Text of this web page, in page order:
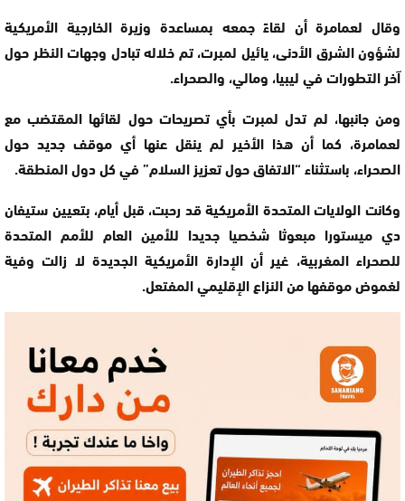
وقال لعمامرة أن لقاءً جمعه بمساعدة وزيرة الخارجية الأمريكية
لشؤون الشرق الأدنى، يائيل لمبرت، تم خلاله تبادل وجهات النظر حول
آخر التطورات في ليبيا، ومالي، والصحراء.
ومن جانبها، لم تدل لمبرت بأي تصريحات حول لقائها المقتضب مع
لعمامرة، كما أن هذا الأخير لم ينقل عنها أي موقف جديد حول
الصحراء، باستثناء “الاتفاق حول تعزيز السلام” في كل دول المنطقة.
وكانت الولايات المتحدة الأمريكية قد رحبت، قبل أيام، بتعيين ستيفان
دي ميستورا مبعوثا شخصيا جديدا للأمين العام للأمم المتحدة
للصحراء المغربية، غير أن الإدارة الأمريكية الجديدة لا زالت وفية
لغموض موقفها من النزاع الإقليمي المفتعل.